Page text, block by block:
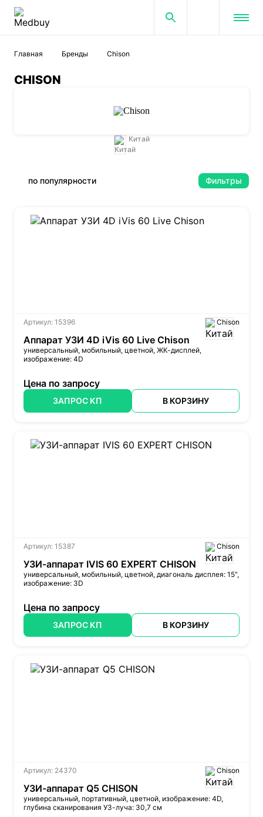
Главная Бренды Chison
Китай
CHISON
по популярности Фильтры
Артикул: 15396 Chison
Аппарат УЗИ 4D iVis 60 Live Chison
универсальный, мобильный, цветной, ЖК-дисплей,
изображение: 4D
Цена по запросу
ЗАПРОС КП В КОРЗИНУ
Артикул: 15387 Chison
УЗИ-аппарат IVIS 60 EXPERT CHISON
универсальный, мобильный, цветной, диагональ дисплея: 15",
изображение: 3D
Цена по запросу
ЗАПРОС КП В КОРЗИНУ
Артикул: 24370 Chison
УЗИ-аппарат Q5 CHISON
универсальный, портативный, цветной, изображение: 4D,
глубина сканирования УЗ-луча: 30,7 см